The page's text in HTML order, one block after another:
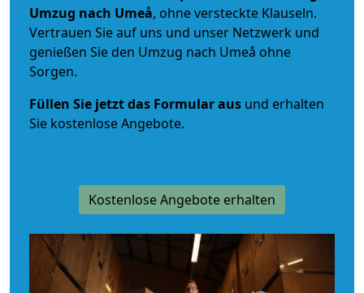
Umzug nach Umeå, ohne versteckte Klauseln.
Vertrauen Sie auf uns und unser Netzwerk und
genießen Sie den Umzug nach Umeå ohne
Sorgen.
Füllen Sie jetzt das Formular aus und erhalten
Sie kostenlose Angebote.
Kostenlose Angebote erhalten